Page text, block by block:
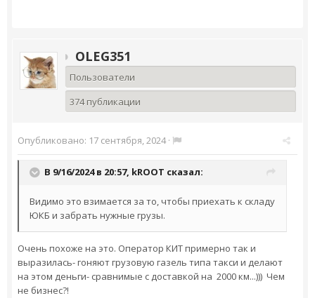
OLEG351
Пользователи
374 публикации
Опубликовано: 17 сентября, 2024·
В 9/16/2024 в 20:57, kROOT сказал:
Видимо это взимается за то, чтобы приехать к складу
ЮКБ и забрать нужные грузы.
Очень похоже на это. Оператор КИТ примерно так и
выразилась- гоняют грузовую газель типа такси и делают
на этом деньги- сравнимые с доставкой на 2000 км...))) Чем
не бизнес?!